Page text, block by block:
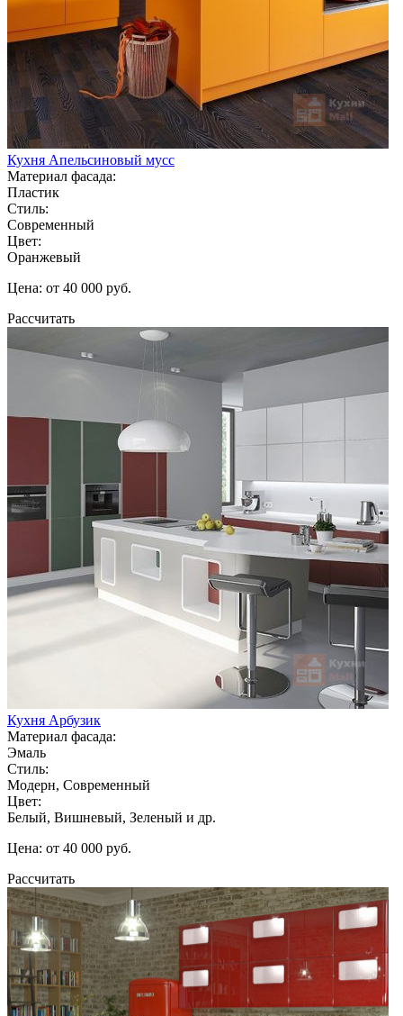
Кухня Апельсиновый мусс
Материал фасада:
Пластик
Стиль:
Современный
Цвет:
Оранжевый
Цена: от 40 000 руб.
Рассчитать
Кухня Арбузик
Материал фасада:
Эмаль
Стиль:
Модерн, Современный
Цвет:
Белый, Вишневый, Зеленый и др.
Цена: от 40 000 руб.
Рассчитать